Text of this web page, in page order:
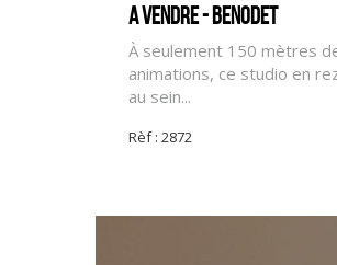
A vendre - BENODET
À seulement 150 mètres
animations, ce studio en
au sein...
Rèf : 2872